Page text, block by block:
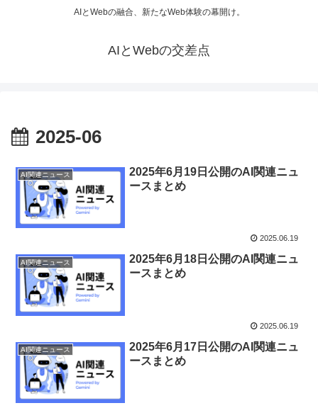
AIとWebの融合、新たなWeb体験の幕開け。
AIとWebの交差点
2025-06
AI関連ニュース
2025年6月19日公開のAI関連ニュ
ースまとめ
2025.06.19
AI関連ニュース
2025年6月18日公開のAI関連ニュ
ースまとめ
2025.06.19
AI関連ニュース
2025年6月17日公開のAI関連ニュ
ースまとめ